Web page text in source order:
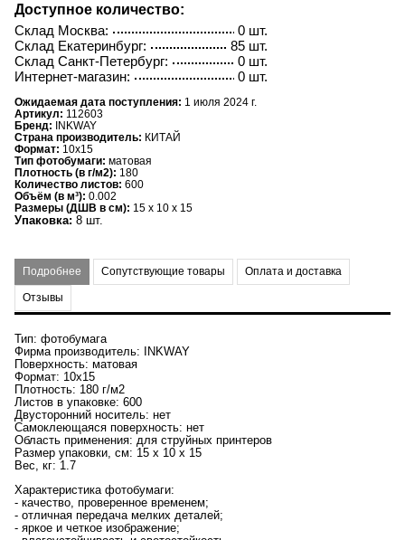
Доступное количество:
0 шт.
Склад Москва:
85 шт.
Склад Екатеринбург:
0 шт.
Склад Санкт-Петербург:
0 шт.
Интернет-магазин:
Ожидаемая дата поступления: 1 июля 2024 г.
Артикул: 112603
Бренд: INKWAY
Страна производитель: КИТАЙ
Формат: 10x15
Тип фотобумаги: матовая
Плотность (в г/м2): 180
Количество листов: 600
Объём (в м³): 0.002
Размеры (ДШВ в см): 15 x 10 x 15
Упаковка: 8 шт.
Подробнее Сопутствующие товары Оплата и доставка
Отзывы
Тип: фотобумага
Фирма производитель: INKWAY
Поверхность: матовая
Формат: 10x15
Плотность: 180 г/м2
Листов в упаковке: 600
Двусторонний носитель: нет
Самоклеющаяся поверхность: нет
Область применения: для струйных принтеров
Размер упаковки, см: 15 x 10 x 15
Вес, кг: 1.7
Характеристика фотобумаги:
- качество, проверенное временем;
- отличная передача мелких деталей;
- яркое и четкое изображение;